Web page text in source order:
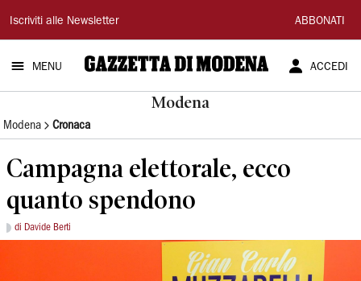
Gazzetta
di
Modena
Iscriviti alle Newsletter ABBONATI
MENU ACCEDI
Modena
Modena Cronaca
Campagna elettorale, ecco
quanto spendono
di Davide Berti